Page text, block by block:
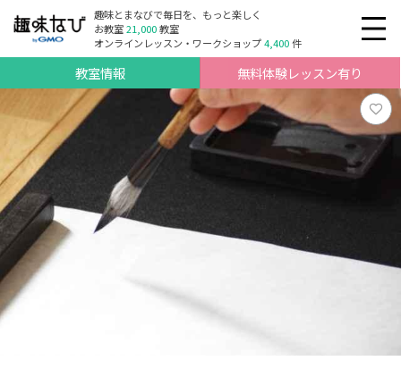
趣味とまなびで毎日を、もっと楽しく
お教室21,000教室
オンラインレッスン・ワークショップ4,400件
教室情報 無料体験レッスン有り